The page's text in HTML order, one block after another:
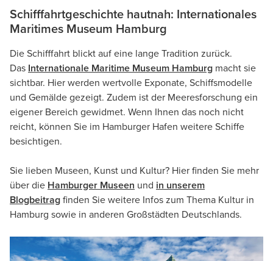
Schifffahrtgeschichte hautnah: Internationales
Maritimes Museum Hamburg
Die Schifffahrt blickt auf eine lange Tradition zurück.
Das Internationale Maritime Museum Hamburg macht sie
sichtbar. Hier werden wertvolle Exponate, Schiffsmodelle
und Gemälde gezeigt. Zudem ist der Meeresforschung ein
eigener Bereich gewidmet. Wenn Ihnen das noch nicht
reicht, können Sie im Hamburger Hafen weitere Schiffe
besichtigen.
Sie lieben Museen, Kunst und Kultur? Hier finden Sie mehr
über die Hamburger Museen und in unserem
Blogbeitrag finden Sie weitere Infos zum Thema Kultur in
Hamburg sowie in anderen Großstädten Deutschlands.